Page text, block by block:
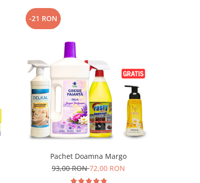
-21 RON
Pachet Doamna Margo
93,00 RON72,00 RON